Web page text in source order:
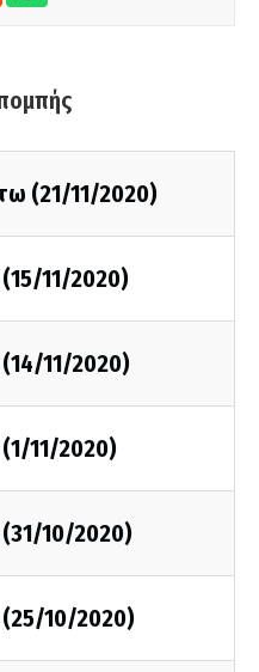
(21/11/2020)
11/2020)
11/2020)
11/2020)
10/2020)
10/2020)